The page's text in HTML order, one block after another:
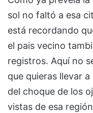
sol no faltó a esa
está recordando
el pais vecino
registros. Aquí no
que quieras llevar
del choque de los
vistas de esa